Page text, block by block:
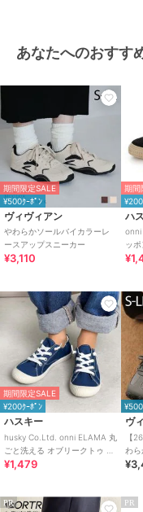
あなたへのおすす
期間限定SALE
¥500ｸｰﾎﾟﾝ
ヴィヴィアン
やわらかソールバイカラーレ
ースアップスニーカー
¥3,110
期間
ハ
onni
ッ
風
期間限定SALE
¥200ｸｰﾎﾟﾝ
ハスキー
husky Co.Ltd. onni ELAMA 丸
ごと洗える オブリークトゥ ス
ニーカー
¥1,479
ヴ
【
わ
ルト
PR PR